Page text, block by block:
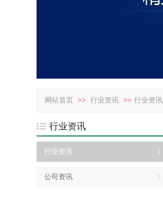
网站首页 >> 行业资讯 >> 行业资讯
行业资讯
行业资讯
公司资讯